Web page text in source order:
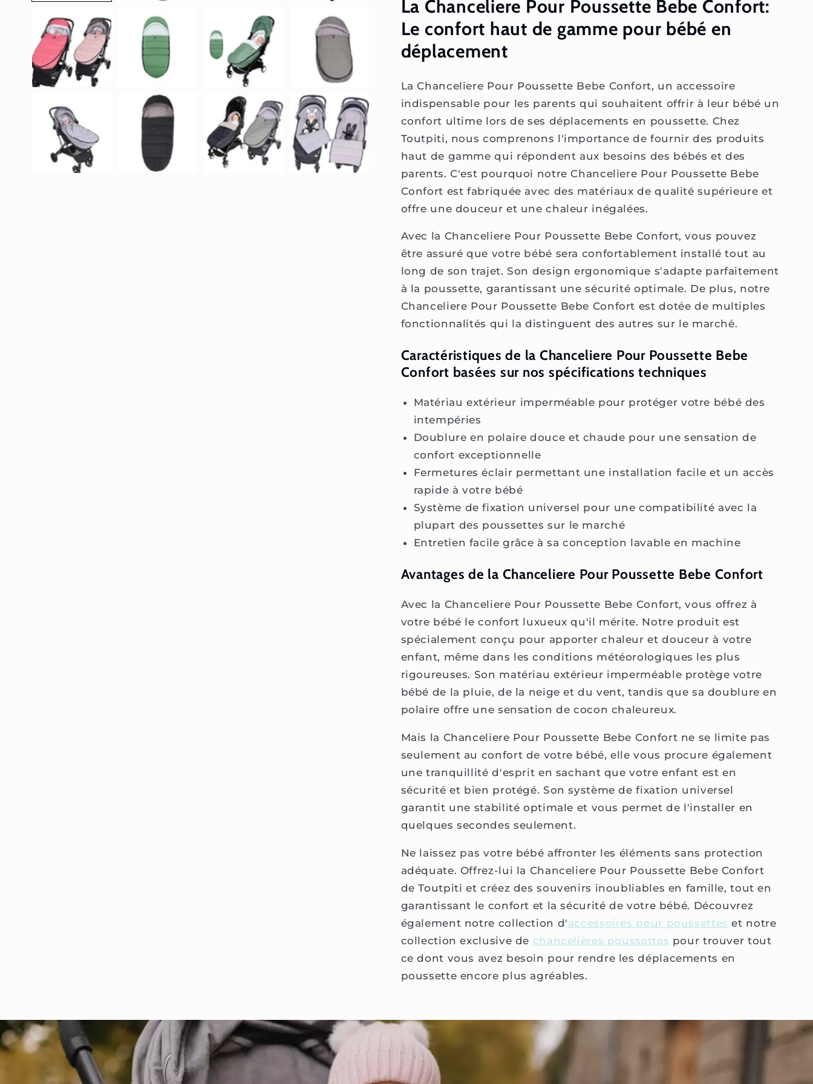
La Chanceliere Pour Poussette Bebe Confort:
Le confort haut de gamme pour bébé en
déplacement
La Chanceliere Pour Poussette Bebe Confort, un accessoire
indispensable pour les parents qui souhaitent offrir à leur bébé un
confort ultime lors de ses déplacements en poussette. Chez
Toutpiti, nous comprenons l'importance de fournir des produits
haut de gamme qui répondent aux besoins des bébés et des
parents. C'est pourquoi notre Chanceliere Pour Poussette Bebe
Confort est fabriquée avec des matériaux de qualité supérieure et
offre une douceur et une chaleur inégalées.
Avec la Chanceliere Pour Poussette Bebe Confort, vous pouvez
être assuré que votre bébé sera confortablement installé tout au
long de son trajet. Son design ergonomique s'adapte parfaitement
à la poussette, garantissant une sécurité optimale. De plus, notre
Chanceliere Pour Poussette Bebe Confort est dotée de multiples
fonctionnalités qui la distinguent des autres sur le marché.
Caractéristiques de la Chanceliere Pour Poussette Bebe
Confort basées sur nos spécifications techniques
Matériau extérieur imperméable pour protéger votre bébé des
intempéries
Doublure en polaire douce et chaude pour une sensation de
confort exceptionnelle
Fermetures éclair permettant une installation facile et un accès
rapide à votre bébé
Système de fixation universel pour une compatibilité avec la
plupart des poussettes sur le marché
Entretien facile grâce à sa conception lavable en machine
Avantages de la Chanceliere Pour Poussette Bebe Confort
Avec la Chanceliere Pour Poussette Bebe Confort, vous offrez à
votre bébé le confort luxueux qu'il mérite. Notre produit est
spécialement conçu pour apporter chaleur et douceur à votre
enfant, même dans les conditions météorologiques les plus
rigoureuses. Son matériau extérieur imperméable protège votre
bébé de la pluie, de la neige et du vent, tandis que sa doublure en
polaire offre une sensation de cocon chaleureux.
Mais la Chanceliere Pour Poussette Bebe Confort ne se limite pas
seulement au confort de votre bébé, elle vous procure également
une tranquillité d'esprit en sachant que votre enfant est en
sécurité et bien protégé. Son système de fixation universel
garantit une stabilité optimale et vous permet de l'installer en
quelques secondes seulement.
Ne laissez pas votre bébé affronter les éléments sans protection
adéquate. Offrez-lui la Chanceliere Pour Poussette Bebe Confort
de Toutpiti et créez des souvenirs inoubliables en famille, tout en
garantissant le confort et la sécurité de votre bébé. Découvrez
également notre collection d'accessoires pour poussettes et notre
collection exclusive de chancelières poussettes pour trouver tout
ce dont vous avez besoin pour rendre les déplacements en
poussette encore plus agréables.